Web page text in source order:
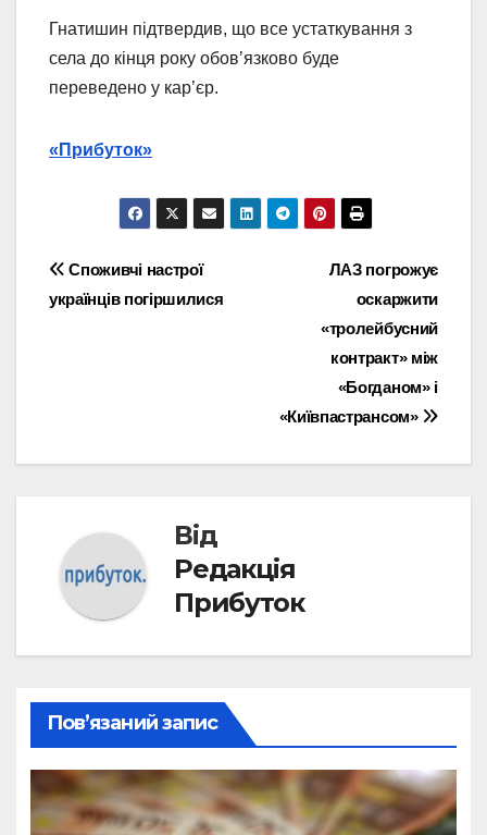
Гнатишин підтвердив, що все устаткування з
села до кінця року обов’язково буде
переведено у кар’єр.
«Прибуток»
Навігація
записів
ЛАЗ погрожує
оскаржити
«тролейбусний
контракт» між
«Богданом» і
«Київпастрансом»
Споживчі настрої
українців погіршилися
Від
Редакція
Прибуток
Пов’язаний запис